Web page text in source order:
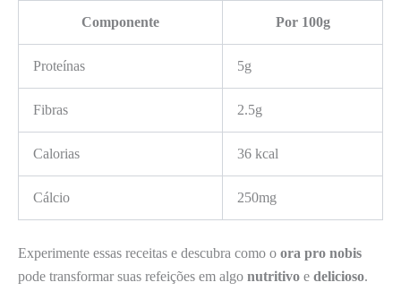
Componente Por 100g
Proteínas 5g
Fibras 2.5g
Calorias 36 kcal
Cálcio 250mg
Experimente essas receitas e descubra como o ora pro nobis
pode transformar suas refeições em algo nutritivo e delicioso.